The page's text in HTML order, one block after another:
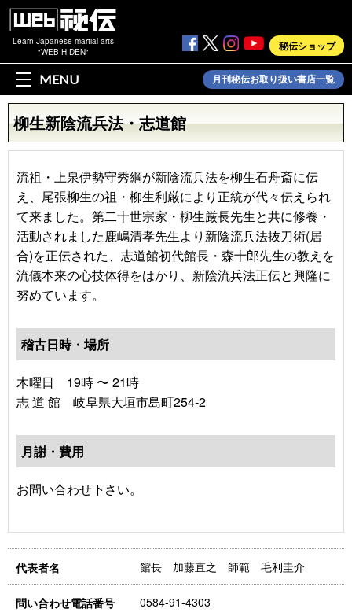
Learn Japanese martial arts
"WEB HIDEN"
秘伝ショップ
MENU 月刊秘伝お取り扱い書店一覧
柳生新陰流兵法・志道館
流祖・上泉伊勢守秀綱が新陰流兵法を柳生石舟斎に伝
え、尾張柳生の祖・柳生利厳により正統が代々伝えられ
て来ました。第二十世宗家・柳生厳長先生と共に修養・
活動されました鹿嶋清孝先生より新陰流兵法抜刀術(居
合)を正伝された、志道館初代館長・森十郎先生の教えを
流儀本来の心技体得をはかり、新陰流兵法正伝と興隆に
努めています。
稽古日時・場所
木曜日 19時 〜 21時
志 道 館 岐阜県大垣市島町254-2
月謝・費用
お問い合わせ下さい。
代表者名 館長 加藤直之 師範 毛利圭介
問い合わせ電話番号 0584-91-4303